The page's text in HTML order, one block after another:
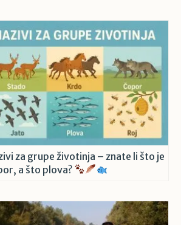
za grupe životinja – znate li što je
a što plova?